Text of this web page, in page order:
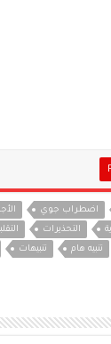
اضطراب جوي
التحذيرات
تنبيه هام تنبيهات